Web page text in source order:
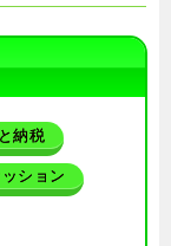
納税
ション